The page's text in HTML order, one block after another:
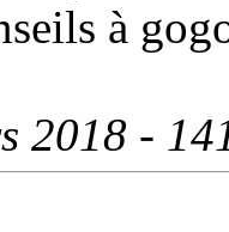
à
2018 -